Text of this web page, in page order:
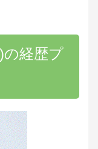
の経歴プ